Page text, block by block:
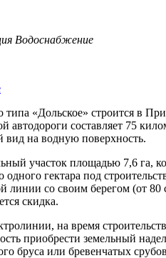
Водоснабжение
«Дольское» строится в
автодороги составляет 75
вид на водную поверхность.
участок площадью 7,6 га,
одного гектара под
линии со своим берегом (от
скидка.
на время
приобрести земельный
бруса или бревенчатых